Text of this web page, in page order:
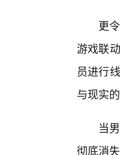
更
游戏联
员进行
与现实
当
彻底消失